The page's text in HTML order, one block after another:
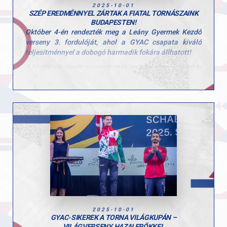
2025-10-01
SZÉP EREDMÉNNYEL ZÁRTAK A FIATAL TORNÁSZAINK
BUDAPESTEN!
Október 4-én rendezték meg a Leány Gyermek Kezdő
verseny 3. fordulóját, ahol a GYAC csapata kiváló
teljesítménnyel a dobogó harmadik fokára állhatott!
A kislányok ismét megmutatták, milyen kitartó munkát
végeznek hétről hétre, és hogy a csapategység valódi
A csapat tagjai: Tátrai Karolina, Scheller Júlia Anna,
Stoiber Dalma, Hunorfi Heléna és Zoller-Delbó Zorka.
Versenyen kívül Herenkovics Rozália is bemutatta
tudását.
Edzőiknek, Szűcs Szonjának és Kardos Botondnak
pedig jár a gratuláció a felkészítésért és a lelkes
támogatásért!
A következő megmérettetés november 8-án vár a
lányokra, ahol az összesített eredmények alapján
szurkolunk nektek!
2025-10-01
GYAC-SIKEREK A TORNA VILÁGKUPÁN –